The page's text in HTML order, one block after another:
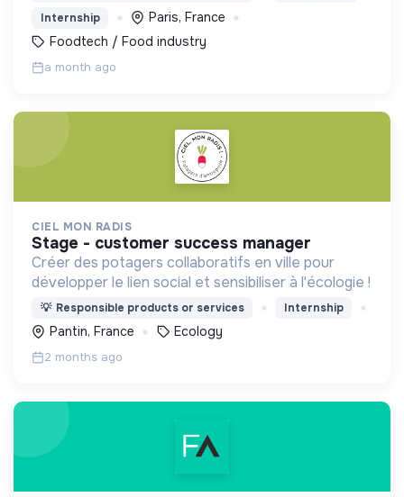
Internship
Paris, France
Foodtech / Food industry
a month ago
CIEL MON RADIS
stage - customer success manager
Créer des potagers collaboratifs en ville pour
développer le lien social et sensibiliser à l'écologie !
💡 Responsible products or services Internship
Pantin, France Ecology
2 months ago